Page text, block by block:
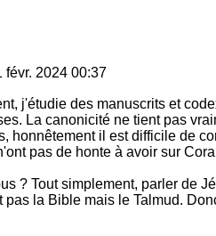
févr. 2024 00:37
j'étudie des manuscrits et
La canonicité ne tient pas
honnêtement il est difficile de
pas de honte à avoir sur
? Tout simplement, parler de
pas la Bible mais le Talmud.